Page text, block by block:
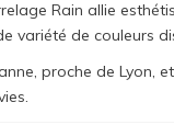
Rain allie
variété de couleurs
proche de Lyon,